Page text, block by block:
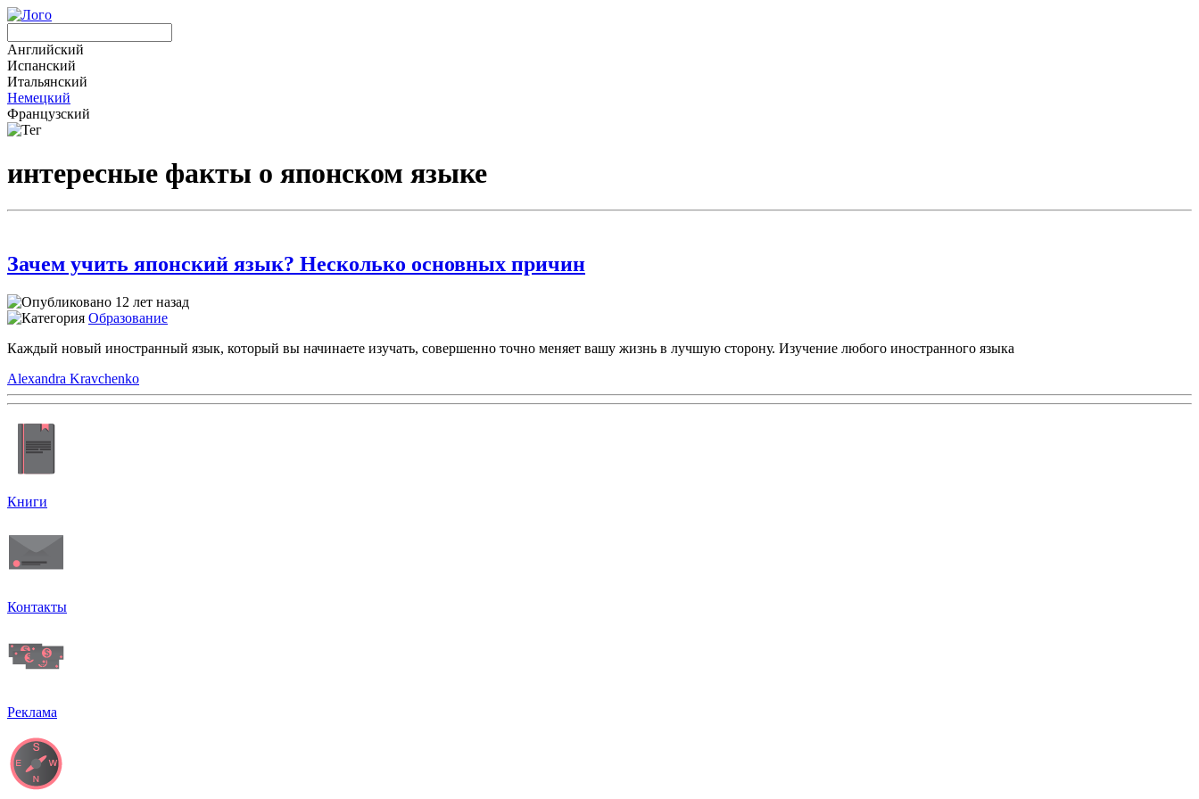
Английский
Испанский
Итальянский
Немецкий
Французский
интересные факты о японском языке
Зачем учить японский язык? Несколько основных причин
12 лет назад
Образование
Каждый новый иностранный язык, который вы начинаете изучать, совершенно точно меняет вашу жизнь в лучшую сторону. Изучение любого иностранного языка
Alexandra Kravchenko
Книги
Контакты
Реклама